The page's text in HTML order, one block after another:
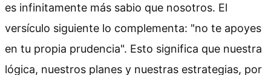
es infinitamente más sabio que nosotros. El
versículo siguiente lo complementa: "no te apoyes
en tu propia prudencia". Esto significa que nuestra
lógica, nuestros planes y nuestras estrategias, por